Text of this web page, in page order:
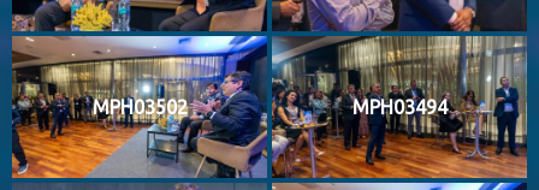
MPH03502 MPH03494